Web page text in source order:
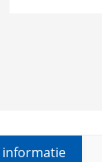
informatie